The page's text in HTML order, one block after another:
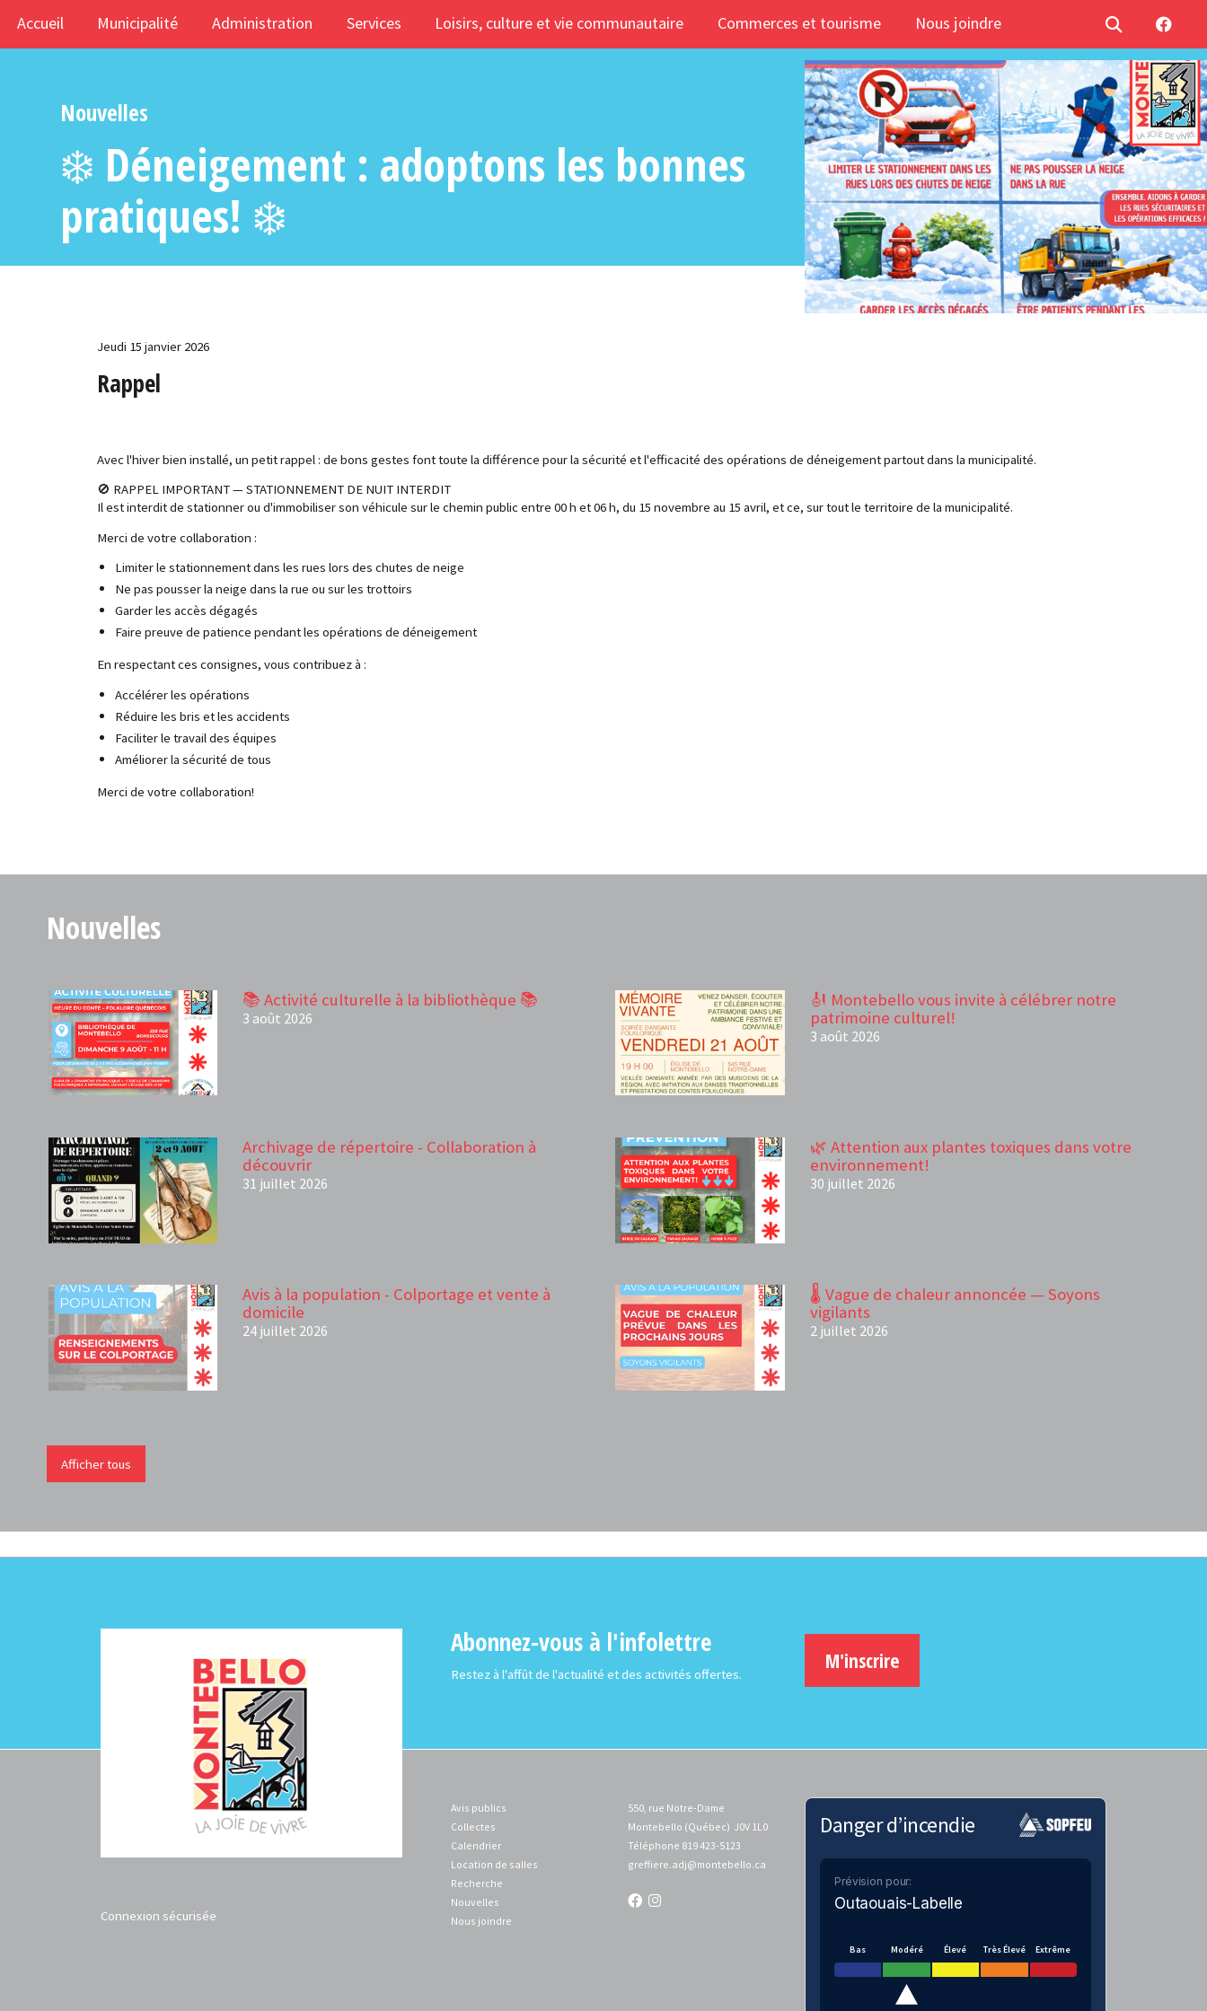
Accueil Municipalité Administration Services Loisirs, culture et vie communautaire Commerces et tourisme Nous joindre
Nouvelles
❄️ Déneigement : adoptons les bonnes
pratiques! ❄️
Jeudi 15 janvier 2026
Rappel
Avec l'hiver bien installé, un petit rappel : de bons gestes font toute la différence pour la sécurité et l'efficacité des opérations de déneigement partout dans la municipalité.
🚫 RAPPEL IMPORTANT — STATIONNEMENT DE NUIT INTERDIT
Il est interdit de stationner ou d'immobiliser son véhicule sur le chemin public entre 00 h et 06 h, du 15 novembre au 15 avril, et ce, sur tout le territoire de la municipalité.
Merci de votre collaboration :
Limiter le stationnement dans les rues lors des chutes de neige
Ne pas pousser la neige dans la rue ou sur les trottoirs
Garder les accès dégagés
Faire preuve de patience pendant les opérations de déneigement
En respectant ces consignes, vous contribuez à :
Accélérer les opérations
Réduire les bris et les accidents
Faciliter le travail des équipes
Améliorer la sécurité de tous
Merci de votre collaboration!
Nouvelles
📚 Activité culturelle à la bibliothèque 📚
3 août 2026
🎻 Montebello vous invite à célébrer notre
patrimoine culturel!
3 août 2026
Archivage de répertoire - Collaboration à
découvrir
31 juillet 2026
🌿 Attention aux plantes toxiques dans votre
environnement!
30 juillet 2026
Avis à la population - Colportage et vente à
domicile
24 juillet 2026
🌡️ Vague de chaleur annoncée — Soyons
vigilants
2 juillet 2026
Afficher tous
Abonnez-vous à l'infolettre
Restez à l'affût de l'actualité et des activités offertes.
M'inscrire
Avis publics
Collectes
Calendrier
Location de salles
Recherche
Nouvelles
Nous joindre
550, rue Notre-Dame
Montebello (Québec) J0V 1L0
Téléphone 819 423-5123
greffiere.adj@montebello.ca
Danger d’incendie
Prévision pour:
Outaouais-Labelle
Bas Modéré Élevé Très Élevé Extrême
Connexion sécurisée